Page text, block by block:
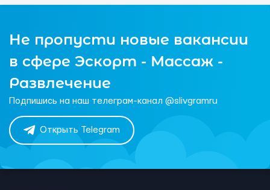
Не пропусти новые вакансии
в сфере Эскорт - Массаж -
Развлечение
Подпишись на наш телеграм-канал @slivgramru
Открыть Telegram